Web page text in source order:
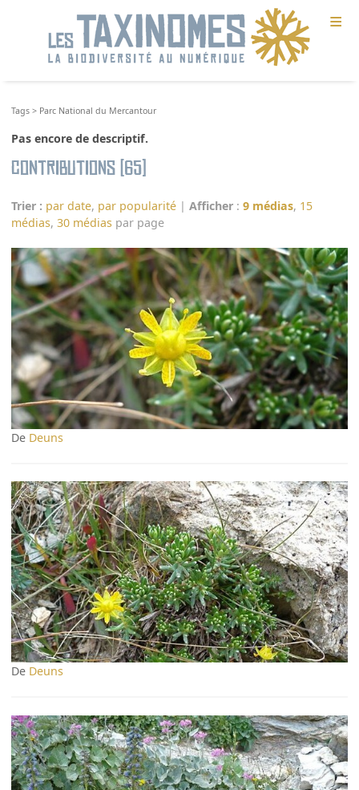
≡
Tags > Parc National du Mercantour
Pas encore de descriptif.
Contributions (65)
Trier : par date, par popularité |Afficher :9 médias, 15
médias,30 médias par page
De Deuns
De Deuns